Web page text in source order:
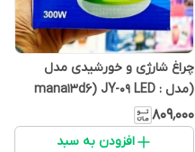
چراغ شارژی و خورشیدی مدل
(مدل : mana13d6) JY-09 LED
300W
۸۰۹٬۰۰۰
افزودن به سبد